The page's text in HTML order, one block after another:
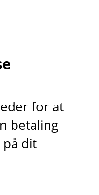
for at
betaling
dit